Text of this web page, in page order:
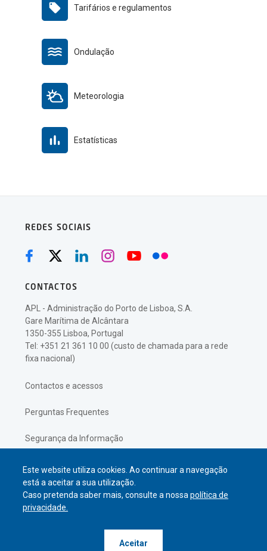
Este website utiliza cookies. Ao continuar a navegação
está a aceitar a sua utilização.
Caso pretenda saber mais, consulte a nossapolítica de
privacidade.
Aceitar
Tarifários e regulamentos
Ondulação
Meteorologia
Estatísticas
REDES SOCIAIS
CONTACTOS
APL - Administração do Porto de Lisboa, S.A.
Gare Marítima de Alcântara
1350-355 Lisboa, Portugal
Tel: +351 21 361 10 00 (custo de chamada para a rede
fixa nacional)
Contactos e acessos
Perguntas Frequentes
Segurança da Informação
Política de Privacidade
© APL Administração do Porto de